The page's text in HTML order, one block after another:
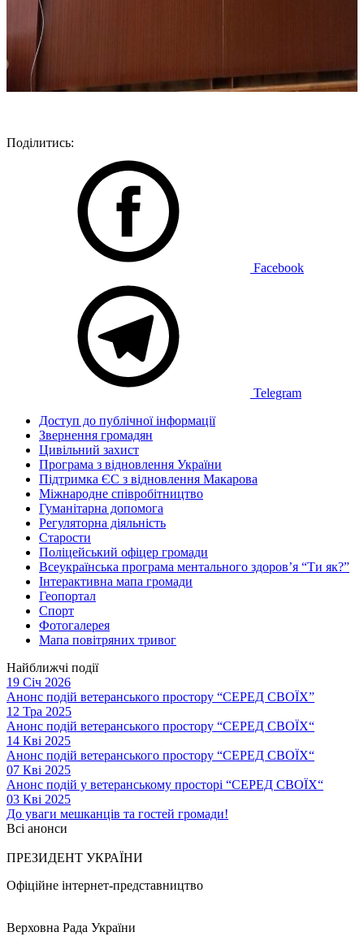
Поділитись:
Facebook
Telegram
Доступ до публічної інформації
Звернення громадян
Цивільний захист
Програма з відновлення України
Підтримка ЄС з відновлення Макарова
Міжнародне співробітництво
Гуманітарна допомога
Регуляторна діяльність
Старости
Поліцейський офіцер громади
Всеукраїнська програма ментального здоров’я “Ти як?”
Інтерактивна мапа громади
Геопортал
Спорт
Фотогалерея
Мапа повітряних тривог
Найближчі події
19 Січ 2026
Анонс подій ветеранського простору “СЕРЕД СВОЇХ”
12 Тра 2025
Анонс подій ветеранського простору “СЕРЕД СВОЇХ“
14 Кві 2025
Анонс подій ветеранського простору “СЕРЕД СВОЇХ“
07 Кві 2025
Анонс подій у ветеранському просторі “СЕРЕД СВОЇХ“
03 Кві 2025
До уваги мешканців та гостей громади!
Всі анонси
ПРЕЗИДЕНТ УКРАЇНИ
Офіційне інтернет-представництво
Верховна Рада України